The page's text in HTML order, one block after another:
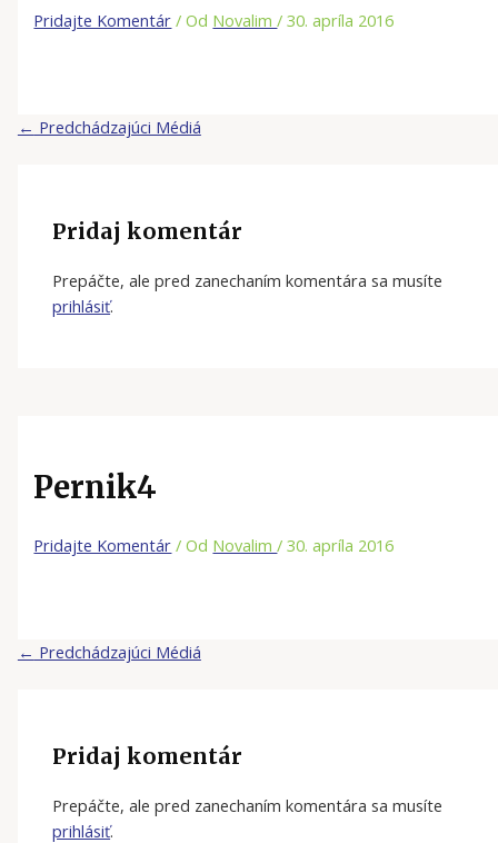
Pridajte Komentár / Od Novalim/30. apríla 2016
← Predchádzajúci Médiá
Pridaj komentár
Prepáčte, ale pred zanechaním komentára sa musíte
prihlásiť.
Pernik4
Pridajte Komentár / Od Novalim/30. apríla 2016
← Predchádzajúci Médiá
Pridaj komentár
Prepáčte, ale pred zanechaním komentára sa musíte
prihlásiť.